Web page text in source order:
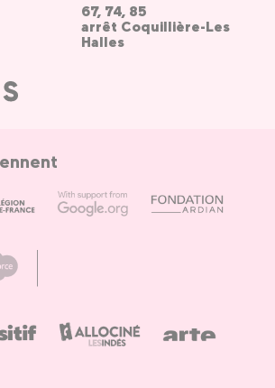
67, 74, 85
arrêt Coquillière-Les
Halles